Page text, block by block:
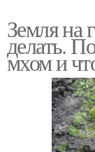
Земля на
делать.
мхом и